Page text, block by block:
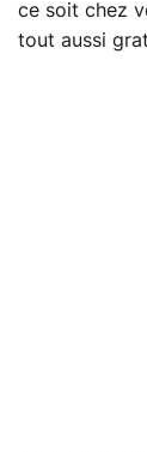
ce soit chez
tout aussi